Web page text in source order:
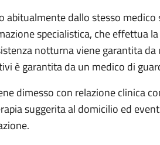
abitualmente dallo stesso
specialistica, che effettua
notturna viene garantita
è garantita da un medico di
dimesso con relazione clinica
suggerita al domicilio ed